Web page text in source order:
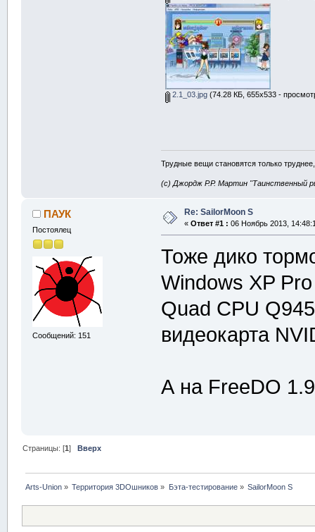
2.1_03.jpg(74.28 КБ, 655x533 -
Трудные вещи становятся только
(с) Джордж Р.Р. Мартин "Таинственный
ПАУК
Постоялец
Сообщений: 151
Re: SailorMoon S
« Ответ #1 : 06 Ноябрь 2013,
Тоже дико
Windows XP
Quad CPU
видеокарта
А на FreeDO
Страницы: [1]Вверх
Arts-Union » Территория 3DOшников » Бэта-тестирование» SailorMoon S